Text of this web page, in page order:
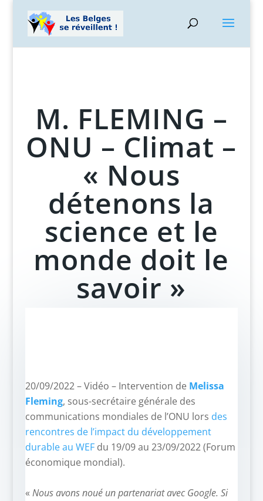
M. FLEMING –
ONU – Climat –
« Nous
détenons la
science et le
monde doit le
savoir »
20/09/2022 – Vidéo – Intervention de Melissa
Fleming, sous-secrétaire générale des
communications mondiales de l’ONU lors des
rencontres de l’impact du développement
durable au WEFdu 19/09 au 23/09/2022 (Forum
économique mondial).
« Nous avons noué un partenariat avec Google. Si